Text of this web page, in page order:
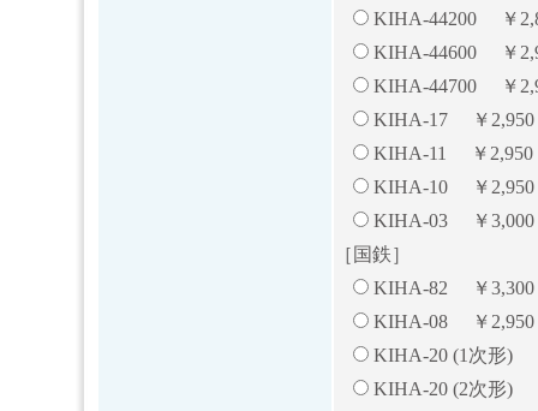
KIHA-44200 ￥
KIHA-44600 ￥
KIHA-44700 ￥
KIHA-17 ￥
KIHA-11 ￥
KIHA-10 ￥2,950
KIHA-03 ￥3,000
［国鉄］
KIHA-82 ￥3,300
KIHA-08 ￥
KIHA-20 (1次形
KIHA-20 (2次形)